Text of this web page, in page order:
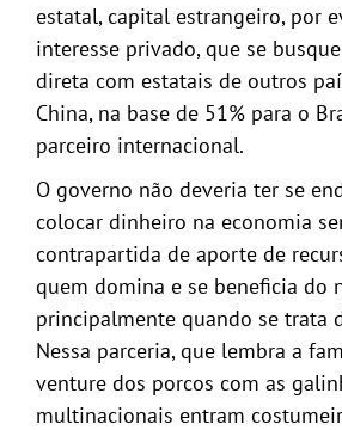
estatal, capital estrangeiro, por
interesse privado, que se
direta com estatais de outros
China, na base de 51% para o
parceiro internacional.
O governo não deveria ter se
colocar dinheiro na economia
contrapartida de aporte de
quem domina e se beneficia do
principalmente quando se trata
Nessa parceria, que lembra a
venture dos porcos com as
multinacionais entram